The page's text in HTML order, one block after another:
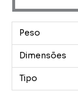
Peso
Dimensões
Tipo